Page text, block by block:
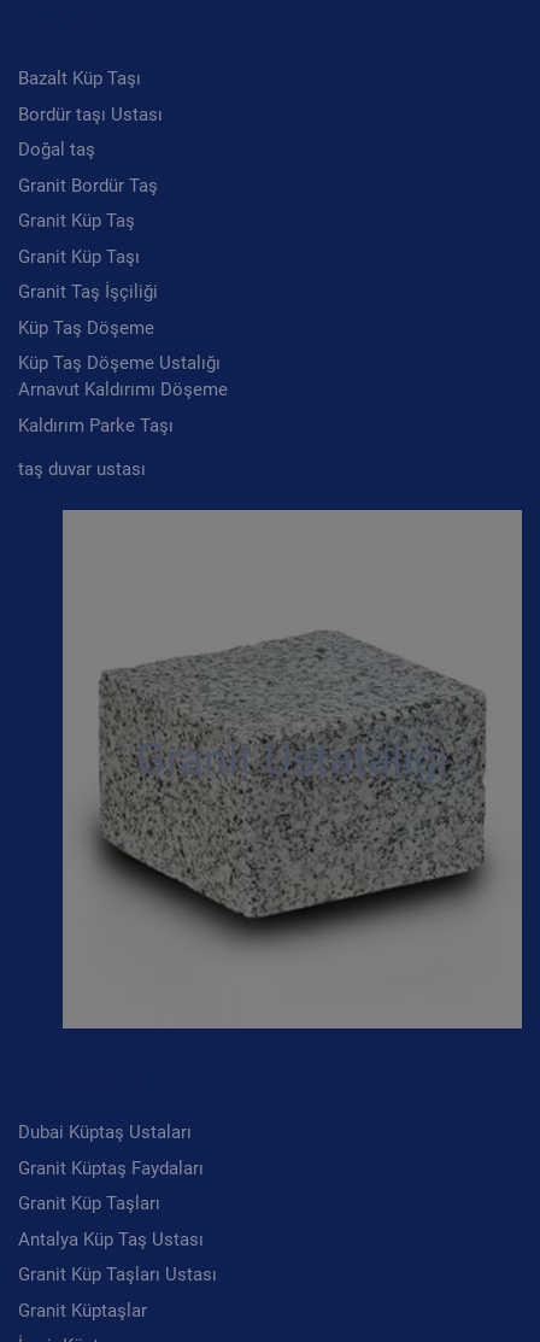
Bazalt Küp Taşı
Bordür taşı Ustası
Doğal taş
Granit Bordür Taş
Granit Küp Taş
Granit Küp Taşı
Granit Taş İşçiliği
Küp Taş Döşeme
Küp Taş Döşeme Ustalığı
Arnavut Kaldırımı Döşeme
Kaldırım Parke Taşı
taş duvar ustası
Granit Ustatalığı
Dubai Küptaş Ustaları
Granit Küptaş Faydaları
Granit Küp Taşları
Antalya Küp Taş Ustası
Granit Küp Taşları Ustası
Granit Küptaşlar